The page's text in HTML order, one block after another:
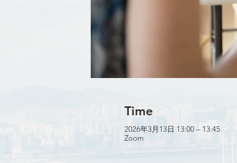
Time
2026年3月13日 13:00 – 13:45
Zoom